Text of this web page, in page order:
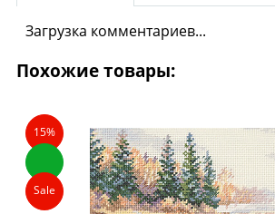
Загрузка комментариев...
Похожие товары:
15%
Sale